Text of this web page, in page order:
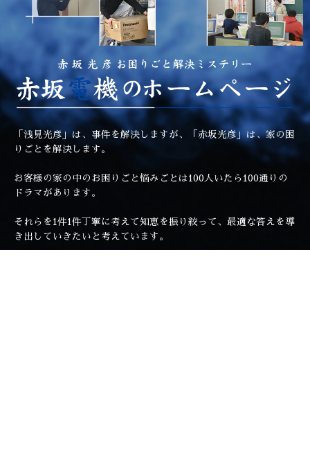
「浅見光彦」は、事件を解決しますが、「赤坂光彦」は、家の困
りごとを解決します。
お客様の家の中のお困りごと悩みごとは100人いたら100通りの
ドラマがあります。
それらを1件1件丁寧に考えて知恵を振り絞って、最適な答えを導
き出していきたいと考えています。